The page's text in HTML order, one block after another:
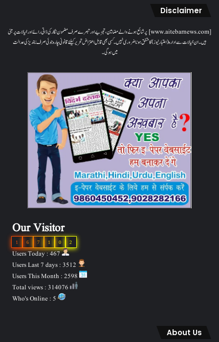
Disclaimer
[www.aitebarnews.com] پر شائع ہونے والے مضامین، تجزیے اور تبصرے صرف مضمون نگار کی ذاتی رائے اور خیالات پر مبنی
ہیں۔ ان خیالات سے ادارہ (اعتبار نیوز) کا متفق ہونا ضروری نہیں۔ کسی بھی قابل اعتراض تحریر کیلئے قانونی چارہ جوئی صرف ناندیڑ کی عدالت
میں ہوگی۔
Our Visitor
2
0
1
7
6
1
Users Today : 467
About Us